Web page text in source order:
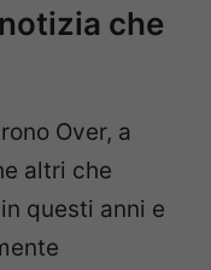
che
Over, a
altri che
questi anni e